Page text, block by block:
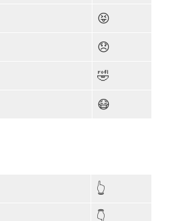
😝
😞
🤣
😷
👆
👇